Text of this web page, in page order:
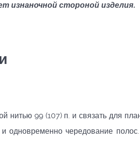
изнаночной стороной изделия.
99 (107) п. и связать для
одновременно чередование